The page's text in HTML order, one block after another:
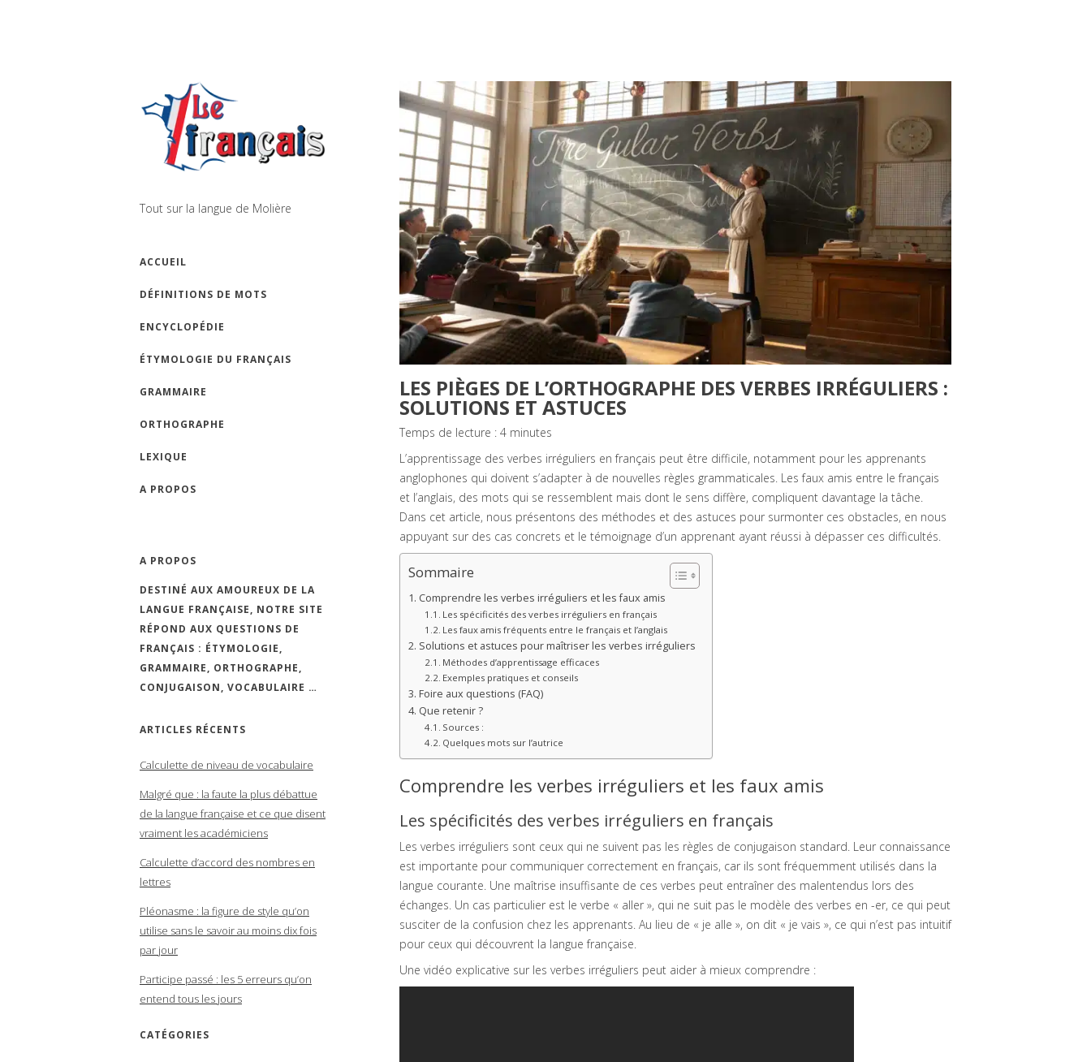
Tout sur la langue de Molière
ACCUEIL
DÉFINITIONS DE MOTS
ENCYCLOPÉDIE
ÉTYMOLOGIE DU FRANÇAIS
GRAMMAIRE
ORTHOGRAPHE
LEXIQUE
A PROPOS
A PROPOS
DESTINÉ AUX AMOUREUX DE LA
LANGUE FRANÇAISE, NOTRE SITE
RÉPOND AUX QUESTIONS DE
FRANÇAIS : ÉTYMOLOGIE,
GRAMMAIRE, ORTHOGRAPHE,
CONJUGAISON, VOCABULAIRE …
ARTICLES RÉCENTS
Calculette de niveau de vocabulaire
Malgré que : la faute la plus débattue
de la langue française et ce que disent
vraiment les académiciens
Calculette d’accord des nombres en
lettres
Pléonasme : la figure de style qu’on
utilise sans le savoir au moins dix fois
par jour
Participe passé : les 5 erreurs qu’on
entend tous les jours
CATÉGORIES
LES PIÈGES DE L’ORTHOGRAPHE DES VERBES IRRÉGULIERS :
SOLUTIONS ET ASTUCES
Temps de lecture : 4 minutes
L’apprentissage des verbes irréguliers en français peut être difficile, notamment pour les apprenants
anglophones qui doivent s’adapter à de nouvelles règles grammaticales. Les faux amis entre le français
et l’anglais, des mots qui se ressemblent mais dont le sens diffère, compliquent davantage la tâche.
Dans cet article, nous présentons des méthodes et des astuces pour surmonter ces obstacles, en nous
appuyant sur des cas concrets et le témoignage d’un apprenant ayant réussi à dépasser ces difficultés.
Sommaire
Comprendre les verbes irréguliers et les faux amis
Les spécificités des verbes irréguliers en français
Les faux amis fréquents entre le français et l’anglais
Solutions et astuces pour maîtriser les verbes irréguliers
Méthodes d’apprentissage efficaces
Exemples pratiques et conseils
Foire aux questions (FAQ)
Que retenir ?
Sources :
Quelques mots sur l’autrice
Comprendre les verbes irréguliers et les faux amis
Les spécificités des verbes irréguliers en français
Les verbes irréguliers sont ceux qui ne suivent pas les règles de conjugaison standard. Leur connaissance
est importante pour communiquer correctement en français, car ils sont fréquemment utilisés dans la
langue courante. Une maîtrise insuffisante de ces verbes peut entraîner des malentendus lors des
échanges. Un cas particulier est le verbe « aller », qui ne suit pas le modèle des verbes en -er, ce qui peut
susciter de la confusion chez les apprenants. Au lieu de « je alle », on dit « je vais », ce qui n’est pas intuitif
pour ceux qui découvrent la langue française.
Une vidéo explicative sur les verbes irréguliers peut aider à mieux comprendre :